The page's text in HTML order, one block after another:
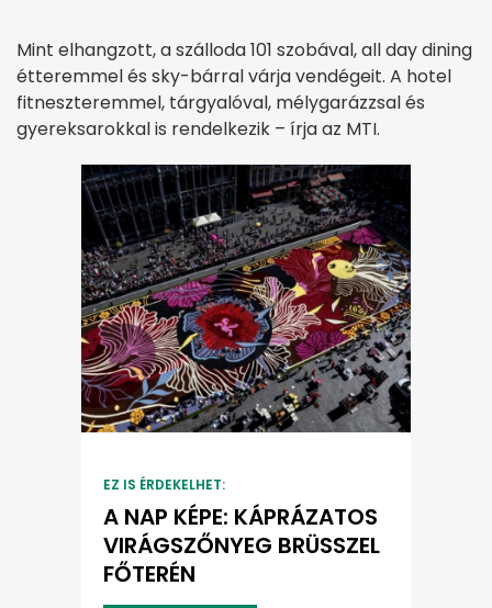
Mint elhangzott, a szálloda 101 szobával, all day dining
étteremmel és sky-bárral várja vendégeit. A hotel
fitneszteremmel, tárgyalóval, mélygarázzsal és
gyereksarokkal is rendelkezik – írja az MTI.
EZ IS ÉRDEKELHET:
A NAP KÉPE: KÁPRÁZATOS
VIRÁGSZŐNYEG BRÜSSZEL
FŐTERÉN